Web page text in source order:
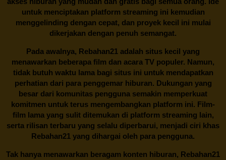
untuk menciptakan platform streaming ini kemudian
menggelinding dengan cepat, dan proyek kecil ini mulai
dikerjakan dengan penuh semangat.
Pada awalnya, Rebahan21 adalah situs kecil yang
menawarkan beberapa film dan acara TV populer. Namun,
tidak butuh waktu lama bagi situs ini untuk mendapatkan
perhatian dari para penggemar hiburan. Dukungan yang
besar dari komunitas pengguna semakin memperkuat
komitmen untuk terus mengembangkan platform ini. Film-
film lama yang sulit ditemukan di platform streaming lain,
serta rilisan terbaru yang selalu diperbarui, menjadi ciri khas
Rebahan21 yang dihargai oleh para pengguna.
Tak hanya menawarkan beragam konten hiburan, Rebahan21